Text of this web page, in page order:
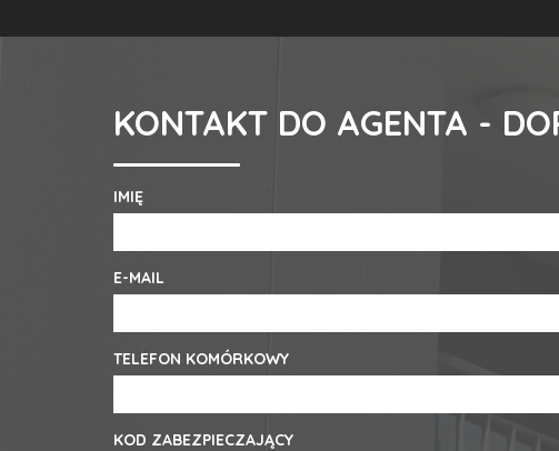
KONTAKT DO AGENTA -
IMIĘ
E-MAIL
TELEFON KOMÓRKOWY
KOD ZABEZPIECZAJĄCY